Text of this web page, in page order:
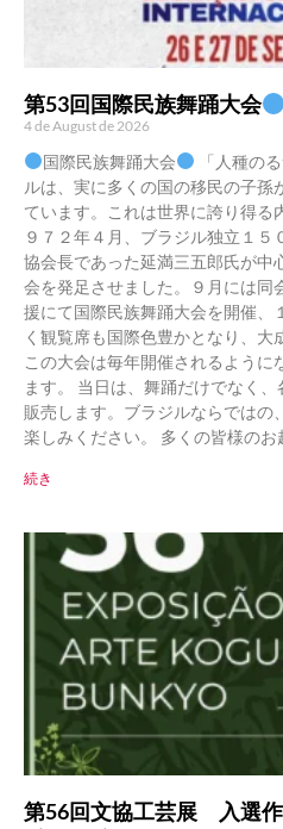
第53回国際民族舞踊大会
4 de August de 2026
国際民族舞踊大会
「人種の
ルは、実に多くの国の移民の子孫
ています。これは世界に誇り得る
９７２年４月、ブラジル独立１５
協会長であった延満三五郎氏が中
会を発足させました。９月には同
援にて国際民族舞踊大会を開催、
く観覧席も国際色豊かとなり、大
この大会は毎年開催されるように
ます。 当日は、舞踊だけでなく
販売します。ブラジルならではの
楽しみください。 多くの皆様のお
続き
第56回文協工芸展 入選作